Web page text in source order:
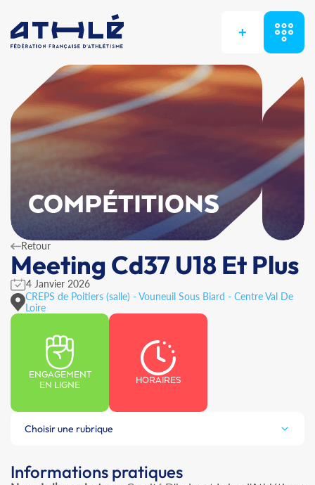
+
COMPÉTITIONS
Retour
Meeting Cd37 U18 Et Plus
4 Janvier 2026
CREPS de Poitiers (salle) - Vouneuil Sous Biard - Centre Val De
Loire
ENGAGEMENT
EN LIGNE
HORAIRES
Choisir une rubrique
Informations pratiques